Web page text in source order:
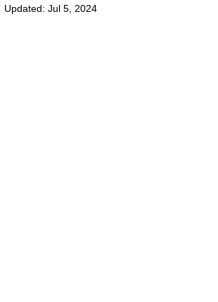
Updated: Jul 5, 2024